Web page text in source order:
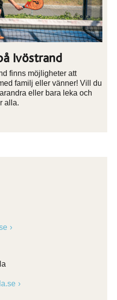
Ivöstrand
finns möjligheter att
familj eller vänner! Vill du
eller bara leka och
alla.